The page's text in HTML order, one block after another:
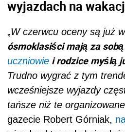
wyjazdach na
„W czerwcu oceny są już w
ósmoklasiści mają za
uczniowie i rodzice myślą
Trudno wygrać z tym
wcześniejsze wyjazdy
tańsze niż te
gazecie Robert Górniak,